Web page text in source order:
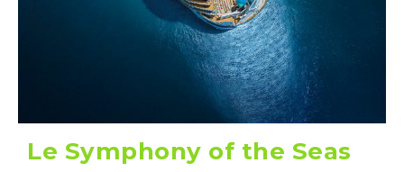
Le Symphony of the Seas